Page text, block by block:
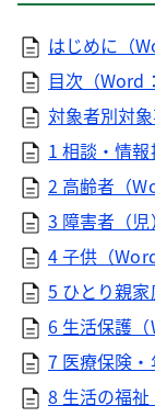
はじめに（
目次（Word
対象者別対
1 相談・情報
2 高齢者（
3 障害者（児
4 子供（
5 ひとり親家
6 生活保護（
7 医療保険・
8 生活の福祉